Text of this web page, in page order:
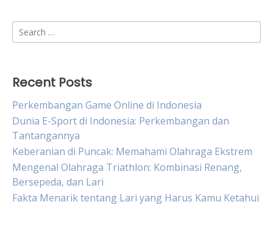
Search
for:
Recent Posts
Perkembangan Game Online di Indonesia
Dunia E-Sport di Indonesia: Perkembangan dan
Tantangannya
Keberanian di Puncak: Memahami Olahraga Ekstrem
Mengenal Olahraga Triathlon: Kombinasi Renang,
Bersepeda, dan Lari
Fakta Menarik tentang Lari yang Harus Kamu Ketahui